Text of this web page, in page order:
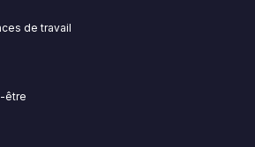
de travail
être